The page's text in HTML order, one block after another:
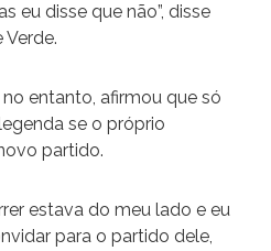
eu disse que não”, disse
Verde.
entanto, afirmou que só
se o próprio
partido.
estava do meu lado e eu
para o partido dele,